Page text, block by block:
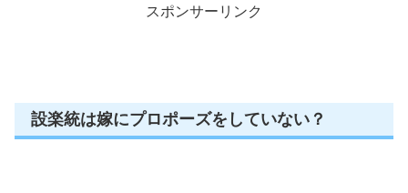
スポンサーリンク
設楽統は嫁にプロポーズをしていない？